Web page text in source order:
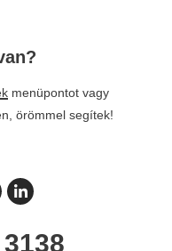
menüpontot vagy
örömmel segítek!